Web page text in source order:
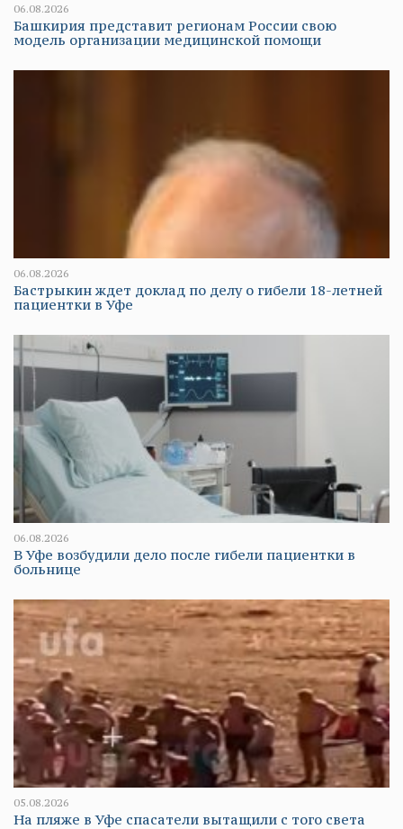
06.08.2026
Башкирия представит регионам России свою
модель организации медицинской помощи
06.08.2026
Бастрыкин ждет доклад по делу о гибели 18-летней
пациентки в Уфе
06.08.2026
В Уфе возбудили дело после гибели пациентки в
больнице
05.08.2026
На пляже в Уфе спасатели вытащили с того света